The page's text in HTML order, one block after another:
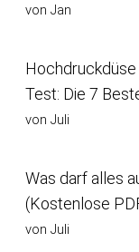
von Jan
Test: Die 7
von Juli
Was darf alles
(Kostenlose
von Juli